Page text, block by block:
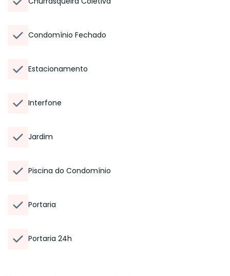
Condomínio Fechado
Estacionamento
Interfone
Jardim
Piscina do Condomínio
Portaria
Portaria 24h